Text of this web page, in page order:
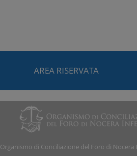
AREA RISERVATA
Organismo di Conciliazione del Foro di Nocera